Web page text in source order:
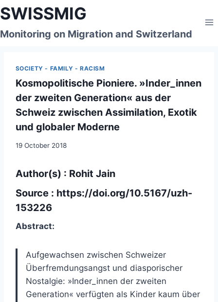
Skip
to
content
SWISSMIG
Monitoring on Migration and Switzerland
SOCIETY - FAMILY - RACISM
Kosmopolitische Pioniere. »Inder_innen
der zweiten Generation« aus der
Schweiz zwischen Assimilation, Exotik
und globaler Moderne
19 October 2018
Author(s) : Rohit Jain
Source : https://doi.org/10.5167/uzh-
153226
Abstract:
Aufgewachsen zwischen Schweizer
Überfremdungsangst und diasporischer
Nostalgie: »Inder_innen der zweiten
Generation« verfügten als Kinder kaum über